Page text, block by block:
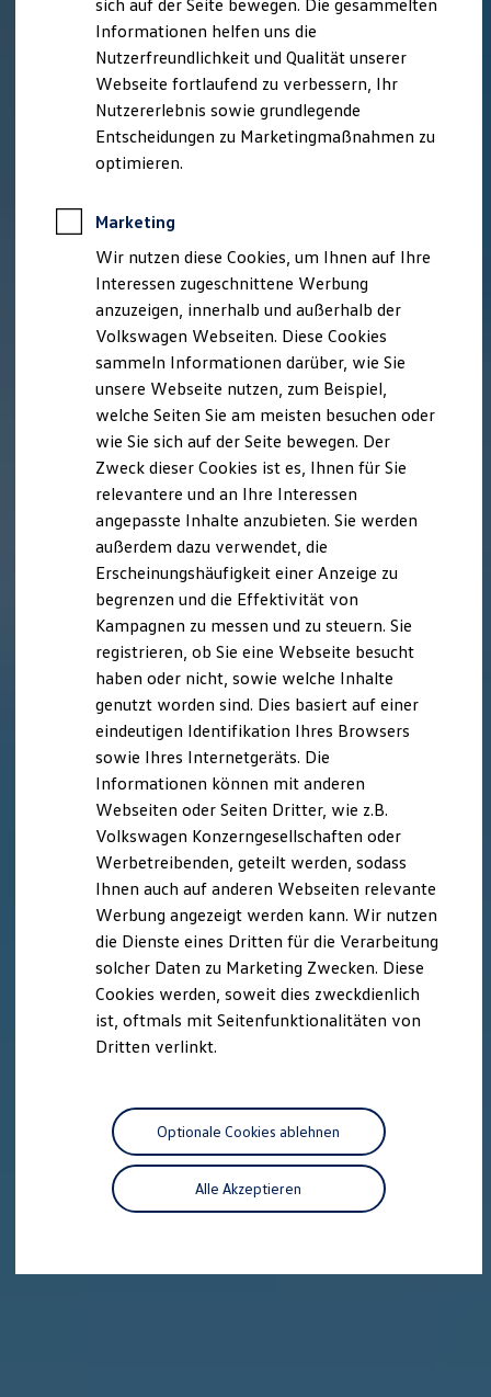
Besitzer & Service
Reparatur & Service
Sommer-Special
Reparatur, Pflege & Inspektion
Servicetermin anfragen
Service-Vorteile bei Volkswagen Nutzfahrzeuge
ServicePlus
Economy Service
Räder & Reifen Service
Notdienst und Pannenhilfe
Software, Konnektivität & Apps
California App
VW Connect für Ihren ID. Buzz
VW Connect für Ihren Transporter/Caravelle
VW Connect für Ihren Amarok
VW Connect für andere Modelle
Connect Pro
Fleet Interface Data
Multistop Pathfinder
Übersicht Software Updates
Digitales Bordbuch
Fahrerassistenz- und Sicherheitssysteme
Kontrollleuchten
Batterieverordnung
XTL-Dieselkraftstoff
Ersatzteile und Betriebsflüssigkeiten
Original Zubehör und Lifestyle Produkte
myVolkswagen
myVolkswagen Business
Elektrisch & Autonom
Elektro - & Hybridfahrzeuge
Unser Ansatz
Klimafreundlicher Strom
Reichweite & Ladelösungen
Reichweitensimulator
Ladezeitensimulator
Ladelösungen für Privatkunden
Ladelösungen für Gewerbekunden
Bidirektionales Laden
Förderung & Kosten der Elektrofahrzeuge
Fördermöglichkeiten für Privatkunden
Kostensimulator
Autonomes Fahren
Mehr zum ID. Buzz
California Welt
California Club
California Magazin & Ratgeber
California Reisen & Erlebnisse
California App
California Lifestyle & Zubehör
Übernachten im California
Unternehmen
Karriere im Autohaus
sich auf der Seite bewegen. Die gesammelten
Informationen helfen uns die
Nutzerfreundlichkeit und Qualität unserer
Webseite fortlaufend zu verbessern, Ihr
Nutzererlebnis sowie grundlegende
Entscheidungen zu Marketingmaßnahmen zu
optimieren.
Marketing
Wir nutzen diese Cookies, um Ihnen auf Ihre
Interessen zugeschnittene Werbung
anzuzeigen, innerhalb und außerhalb der
Volkswagen Webseiten. Diese Cookies
sammeln Informationen darüber, wie Sie
unsere Webseite nutzen, zum Beispiel,
welche Seiten Sie am meisten besuchen oder
wie Sie sich auf der Seite bewegen. Der
Zweck dieser Cookies ist es, Ihnen für Sie
relevantere und an Ihre Interessen
angepasste Inhalte anzubieten. Sie werden
außerdem dazu verwendet, die
Erscheinungshäufigkeit einer Anzeige zu
begrenzen und die Effektivität von
Kampagnen zu messen und zu steuern. Sie
registrieren, ob Sie eine Webseite besucht
haben oder nicht, sowie welche Inhalte
genutzt worden sind. Dies basiert auf einer
eindeutigen Identifikation Ihres Browsers
sowie Ihres Internetgeräts. Die
Informationen können mit anderen
Webseiten oder Seiten Dritter, wie z.B.
Volkswagen Konzerngesellschaften oder
Werbetreibenden, geteilt werden, sodass
Ihnen auch auf anderen Webseiten relevante
Werbung angezeigt werden kann. Wir nutzen
die Dienste eines Dritten für die Verarbeitung
solcher Daten zu Marketing Zwecken. Diese
Cookies werden, soweit dies zweckdienlich
ist, oftmals mit Seitenfunktionalitäten von
Dritten verlinkt.
Alle Akzeptieren
Optionale Cookies ablehnen